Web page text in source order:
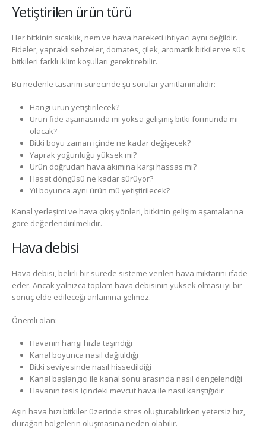
Yetiştirilen ürün türü
Her bitkinin sıcaklık, nem ve hava hareketi ihtiyacı aynı değildir.
Fideler, yapraklı sebzeler, domates, çilek, aromatik bitkiler ve süs
bitkileri farklı iklim koşulları gerektirebilir.
Bu nedenle tasarım sürecinde şu sorular yanıtlanmalıdır:
Hangi ürün yetiştirilecek?
Ürün fide aşamasında mı yoksa gelişmiş bitki formunda mı
olacak?
Bitki boyu zaman içinde ne kadar değişecek?
Yaprak yoğunluğu yüksek mi?
Ürün doğrudan hava akımına karşı hassas mı?
Hasat döngüsü ne kadar sürüyor?
Yıl boyunca aynı ürün mü yetiştirilecek?
Kanal yerleşimi ve hava çıkış yönleri, bitkinin gelişim aşamalarına
göre değerlendirilmelidir.
Hava debisi
Hava debisi, belirli bir sürede sisteme verilen hava miktarını ifade
eder. Ancak yalnızca toplam hava debisinin yüksek olması iyi bir
sonuç elde edileceği anlamına gelmez.
Önemli olan:
Havanın hangi hızla taşındığı
Kanal boyunca nasıl dağıtıldığı
Bitki seviyesinde nasıl hissedildiği
Kanal başlangıcı ile kanal sonu arasında nasıl dengelendiği
Havanın tesis içindeki mevcut hava ile nasıl karıştığıdır
Aşırı hava hızı bitkiler üzerinde stres oluşturabilirken yetersiz hız,
durağan bölgelerin oluşmasına neden olabilir.